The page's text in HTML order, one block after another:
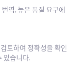
역, 높은 품질 요구에
토하여 정확성을 확인
있습니다.